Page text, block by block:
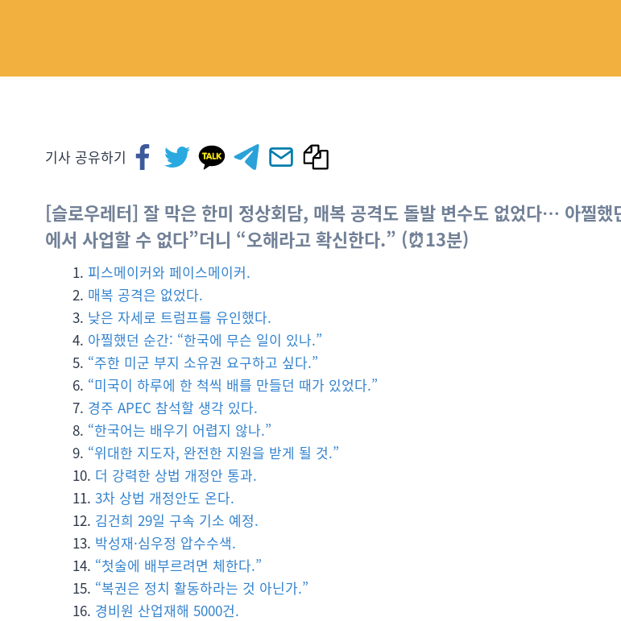
기사 공유하기
[슬로우레터] 잘 막은 한미 정상회담, 매복 공격도 돌발 변수도 없었다… 아찔했
에서 사업할 수 없다”더니 “오해라고 확신한다.” (⏰13분)
피스메이커와 페이스메이커.
매복 공격은 없었다.
낮은 자세로 트럼프를 유인했다.
아찔했던 순간: “한국에 무슨 일이 있나.”
“주한 미군 부지 소유권 요구하고 싶다.”
“미국이 하루에 한 척씩 배를 만들던 때가 있었다.”
경주 APEC 참석할 생각 있다.
“한국어는 배우기 어렵지 않나.”
“위대한 지도자, 완전한 지원을 받게 될 것.”
더 강력한 상법 개정안 통과.
3차 상법 개정안도 온다.
김건희 29일 구속 기소 예정.
박성재·심우정 압수수색.
“첫술에 배부르려면 체한다.”
“복권은 정치 활동하라는 것 아닌가.”
경비원 산업재해 5000건.